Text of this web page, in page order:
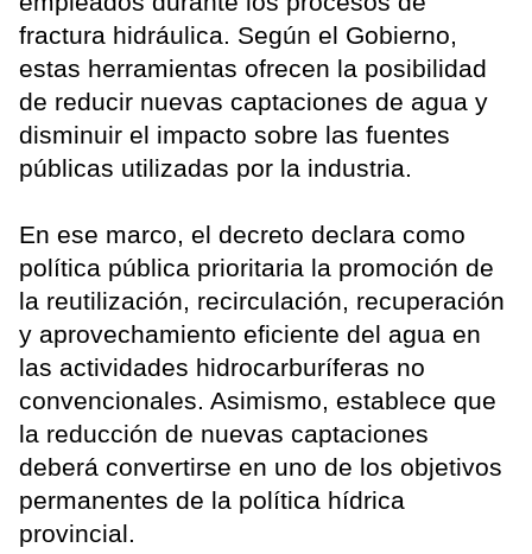
fractura hidráulica. Según el Gobierno,
estas herramientas ofrecen la posibilidad
de reducir nuevas captaciones de agua y
disminuir el impacto sobre las fuentes
públicas utilizadas por la industria.
En ese marco, el decreto declara como
política pública prioritaria la promoción de
la reutilización, recirculación, recuperación
y aprovechamiento eficiente del agua en
las actividades hidrocarburíferas no
convencionales. Asimismo, establece que
la reducción de nuevas captaciones
deberá convertirse en uno de los objetivos
permanentes de la política hídrica
provincial.